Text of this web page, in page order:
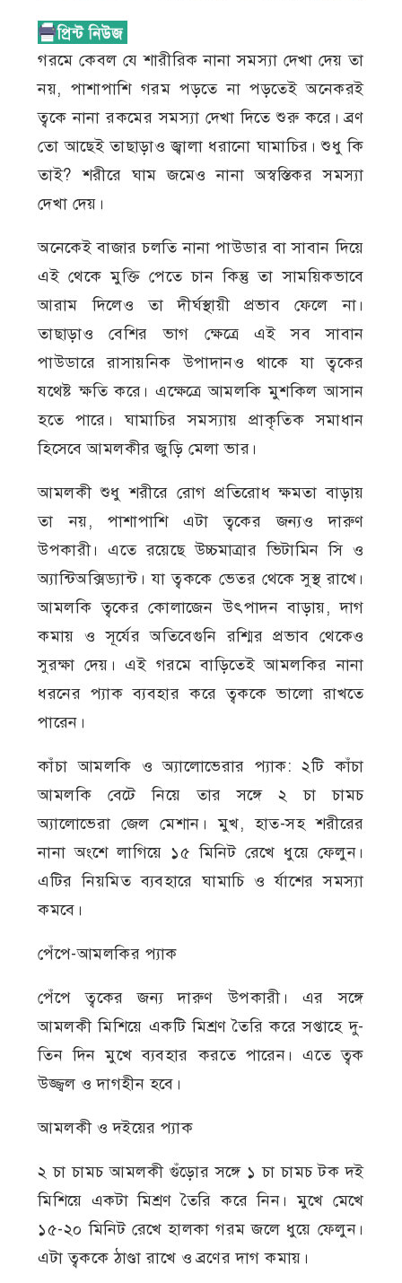
গরমে কেবল যে শারীরিক নানা সমস্যা দেখা দেয় তা
নয়, পাশাপাশি গরম পড়তে না পড়তেই অনেকরই
ত্বকে নানা রকমের সমস্যা দেখা দিতে শুরু করে। ব্রণ
তো আছেই তাছাড়াও জ্বালা ধরানো ঘামাচির। শুধু কি
তাই? শরীরে ঘাম জমেও নানা অস্বস্তিকর সমস্যা
দেখা দেয়।
অনেকেই বাজার চলতি নানা পাউডার বা সাবান দিয়ে
এই থেকে মুক্তি পেতে চান কিন্তু তা সাময়িকভাবে
আরাম দিলেও তা দীর্ঘস্থায়ী প্রভাব ফেলে না।
তাছাড়াও বেশির ভাগ ক্ষেত্রে এই সব সাবান
পাউডারে রাসায়নিক উপাদানও থাকে যা ত্বকের
যথেষ্ট ক্ষতি করে। এক্ষেত্রে আমলকি মুশকিল আসান
হতে পারে। ঘামাচির সমস্যায় প্রাকৃতিক সমাধান
হিসেবে আমলকীর জুড়ি মেলা ভার।
আমলকী শুধু শরীরে রোগ প্রতিরোধ ক্ষমতা বাড়ায়
তা নয়, পাশাপাশি এটা ত্বকের জন্যও দারুণ
উপকারী। এতে রয়েছে উচ্চমাত্রার ভিটামিন সি ও
অ্যান্টিঅক্সিড্যান্ট। যা ত্বককে ভেতর থেকে সুস্থ রাখে।
আমলকি ত্বকের কোলাজেন উৎপাদন বাড়ায়, দাগ
কমায় ও সূর্যের অতিবেগুনি রশ্মির প্রভাব থেকেও
সুরক্ষা দেয়। এই গরমে বাড়িতেই আমলকির নানা
ধরনের প্যাক ব্যবহার করে ত্বককে ভালো রাখতে
পারেন।
কাঁচা আমলকি ও অ্যালোভেরার প্যাক: ২টি কাঁচা
আমলকি বেটে নিয়ে তার সঙ্গে ২ চা চামচ
অ্যালোভেরা জেল মেশান। মুখ, হাত-সহ শরীরের
নানা অংশে লাগিয়ে ১৫ মিনিট রেখে ধুয়ে ফেলুন।
এটির নিয়মিত ব্যবহারে ঘামাচি ও র্যাশের সমস্যা
কমবে।
পেঁপে-আমলকির প্যাক
পেঁপে ত্বকের জন্য দারুণ উপকারী। এর সঙ্গে
আমলকী মিশিয়ে একটি মিশ্রণ তৈরি করে সপ্তাহে দু-
তিন দিন মুখে ব্যবহার করতে পারেন। এতে ত্বক
উজ্জ্বল ও দাগহীন হবে।
আমলকী ও দইয়ের প্যাক
২ চা চামচ আমলকী গুঁড়োর সঙ্গে ১ চা চামচ টক দই
মিশিয়ে একটা মিশ্রণ তৈরি করে নিন। মুখে মেখে
১৫-২০ মিনিট রেখে হালকা গরম জলে ধুয়ে ফেলুন।
এটা ত্বককে ঠাণ্ডা রাখে ও ব্রণের দাগ কমায়।